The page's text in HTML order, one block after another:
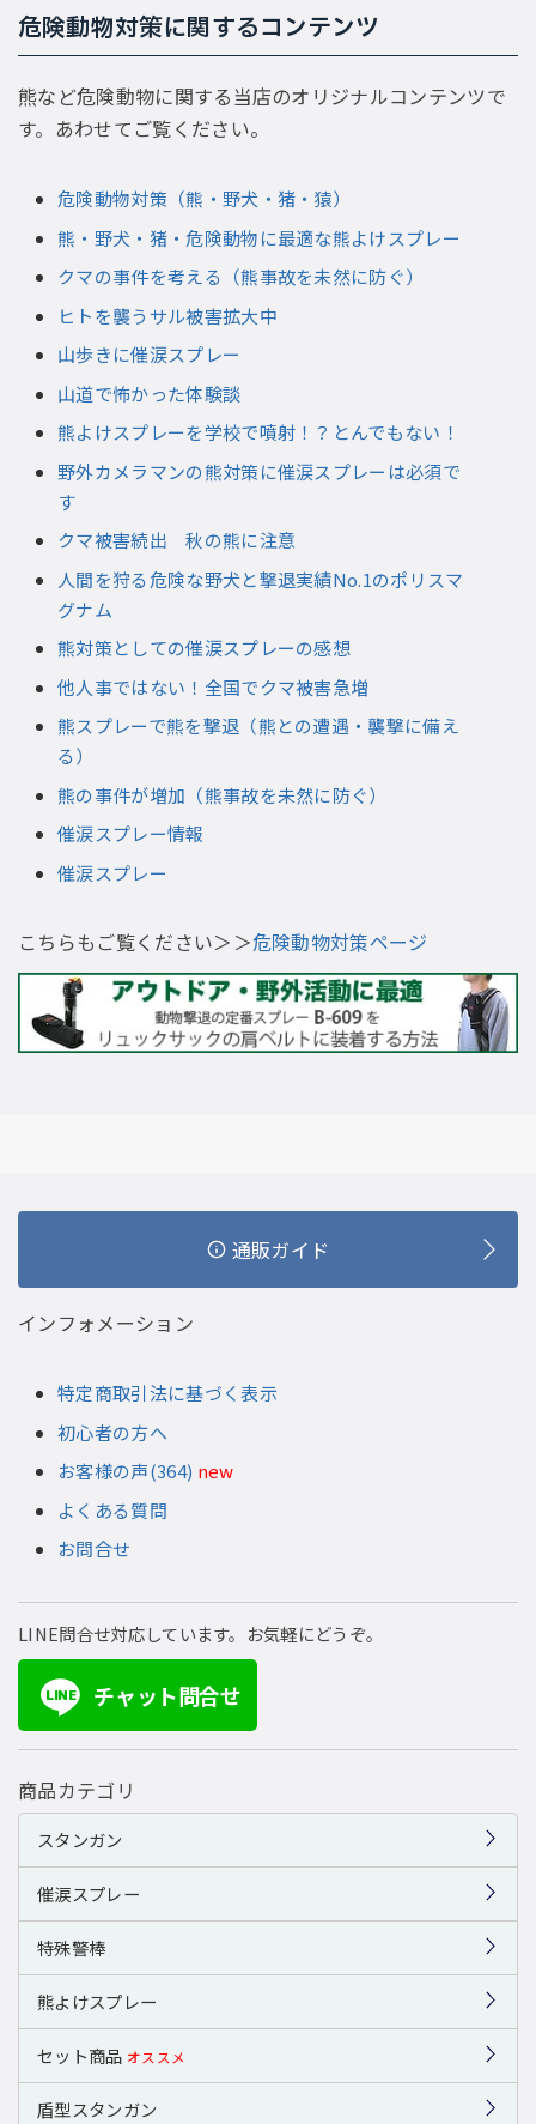
危険動物対策に関するコンテンツ
熊など危険動物に関する当店のオリジナルコンテンツで
す。あわせてご覧ください。
危険動物対策（熊・野犬・猪・猿）
熊・野犬・猪・危険動物に最適な熊よけスプレー
クマの事件を考える（熊事故を未然に防ぐ）
ヒトを襲うサル被害拡大中
山歩きに催涙スプレー
山道で怖かった体験談
熊よけスプレーを学校で噴射！？とんでもない！
野外カメラマンの熊対策に催涙スプレーは必須で
す
クマ被害続出 秋の熊に注意
人間を狩る危険な野犬と撃退実績No.1のポリスマ
グナム
熊対策としての催涙スプレーの感想
他人事ではない！全国でクマ被害急増
熊スプレーで熊を撃退（熊との遭遇・襲撃に備え
る）
熊の事件が増加（熊事故を未然に防ぐ）
催涙スプレー情報
催涙スプレー
こちらもご覧ください＞＞危険動物対策ページ
通販ガイド
インフォメーション
特定商取引法に基づく表示
初心者の方へ
お客様の声(364) new
よくある質問
お問合せ
LINE問合せ対応しています。お気軽にどうぞ。
LINE チャット問合せ
商品カテゴリ
スタンガン
催涙スプレー
特殊警棒
熊よけスプレー
セット商品 オススメ
盾型スタンガン